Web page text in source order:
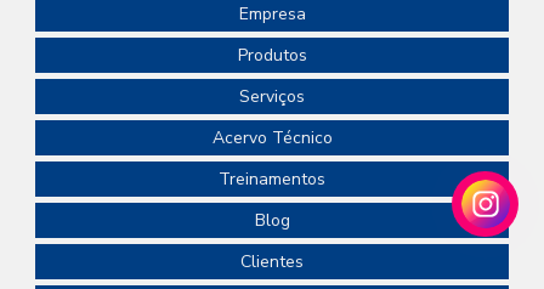
Empresa
Produtos
Serviços
Acervo Técnico
Treinamentos
Blog
Clientes